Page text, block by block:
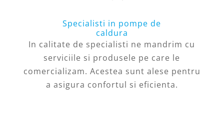
Specialisti in pompe de
caldura
In calitate de specialisti ne mandrim cu
serviciile si produsele pe care le
comercializam. Acestea sunt alese pentru
a asigura confortul si eficienta.